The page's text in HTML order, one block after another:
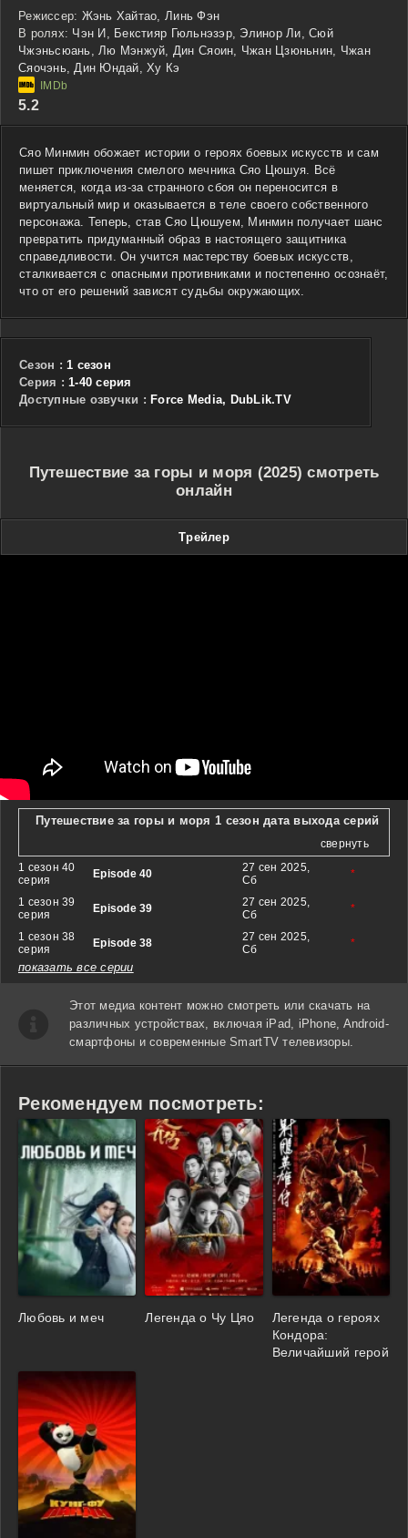
Режиссер: Жэнь Хайтао, Линь Фэн
В ролях: Чэн И, Бекстияр Гюльнэзэр, Элинор Ли, Сюй
Чжэньсюань, Лю Мэнжуй, Дин Сяоин, Чжан Цзюньнин, Чжан
Сяочэнь, Дин Юндай, Ху Кэ
5.2
Сяо Минмин обожает истории о героях боевых искусств и сам
пишет приключения смелого мечника Сяо Цюшуя. Всё
меняется, когда из-за странного сбоя он переносится в
виртуальный мир и оказывается в теле своего собственного
персонажа. Теперь, став Сяо Цюшуем, Минмин получает шанс
превратить придуманный образ в настоящего защитника
справедливости. Он учится мастерству боевых искусств,
сталкивается с опасными противниками и постепенно осознаёт,
что от его решений зависят судьбы окружающих.
Сезон : 1 сезон
Cерия : 1-40 серия
Доступные озвучки : Force Media, DubLik.TV
Путешествие за горы и моря (2025) смотреть
онлайн
Трейлер
Путешествие за горы и моря 1 сезон дата выхода серий
свернуть
1 сезон 40
серия
Episode 40
27 сен 2025,
Сб
*
1 сезон 39
серия
Episode 39
27 сен 2025,
Сб
*
1 сезон 38
серия
Episode 38
27 сен 2025,
Сб
*
показать все серии
Этот медиа контент можно смотреть или скачать на
различных устройствах, включая iPad, iPhone, Android-
смартфоны и современные SmartTV телевизоры.
Рекомендуем посмотреть:
Любовь и меч Легенда о Чу Цяо
Легенда о героях
Кондора:
Величайший герой